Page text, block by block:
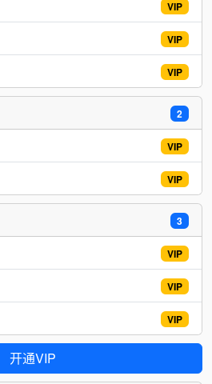
VIP
VIP
VIP
2
VIP
VIP
3
VIP
VIP
VIP
开通VIP